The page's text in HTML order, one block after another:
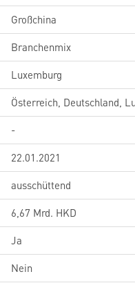
Großchina
Branchenmix
Luxemburg
Österreich, Deutschland,
-
22.01.2021
ausschüttend
6,67 Mrd. HKD
Ja
Nein